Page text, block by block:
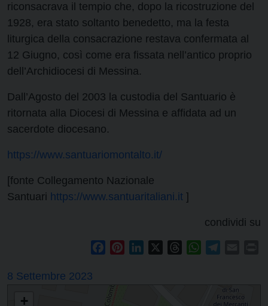
riconsacrava il tempio che, dopo la ricostruzione del
1928, era stato soltanto benedetto, ma la festa
liturgica della consacrazione restava confermata al
12 Giugno, così come era fissata nell’antico proprio
dell’Archidiocesi di Messina.
Dall’Agosto del 2003 la custodia del Santuario è
ritornata alla Diocesi di Messina e affidata ad un
sacerdote diocesano.
https://www.santuariomontalto.it/
[fonte Collegamento Nazionale
Santuari https://www.santuaritaliani.it ]
condividi su
FacebookPinterestLinkedIn ThreadsWhatsApp
8 Settembre 2023
+